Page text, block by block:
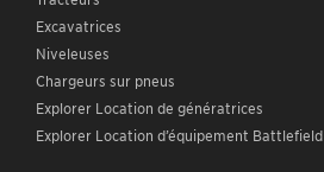
Excavatrices
Niveleuses
Chargeurs sur pneus
Explorer Location de génératrices
Explorer Location d’équipement Battlefield